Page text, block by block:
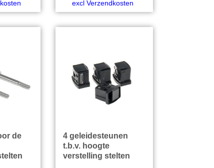
excl Verzendkosten
de
4 geleidesteunen
t.b.v. hoogte
verstelling stelten